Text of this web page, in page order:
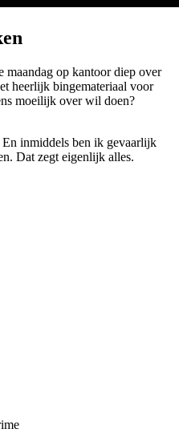
maandag op kantoor diep over
heerlijk bingemateriaal voor
moeilijk over wil doen?
inmiddels ben ik gevaarlijk
Dat zegt eigenlijk alles.